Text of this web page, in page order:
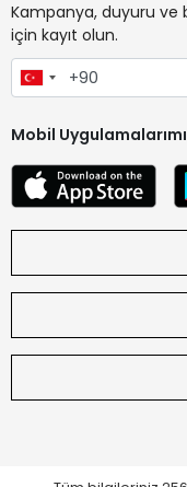
Kampanya, duyuru ve
için kayıt olun.
Mobil